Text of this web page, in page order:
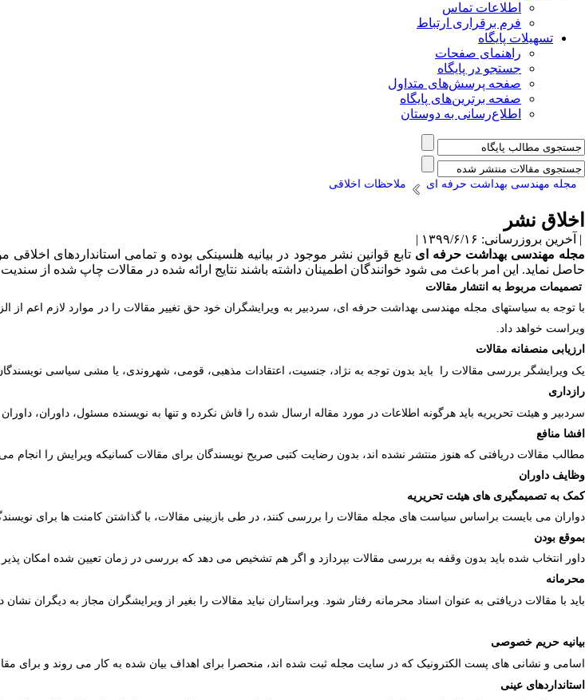
اطلاعات تماس
فرم برقراری ارتباط
تسهیلات پایگاه
راهنمای صفحات
جستجو در پایگاه
صفحه پرسش‌های متداول
صفحه برترین‌های پایگاه
اطلاع‌رسانی به دوستان
مجله مهندسی بهداشت حرفه ای ملاحظات اخلاقی
اخلاق نشر
| آخرین بروزرسانی: ۱۳۹۹/۶/۱۶ |
مجله مهندسی بهداشت حرفه ای تابع قوانین نشر موجود در بیانیه هلسینکی بوده و تمامی استانداردهای
حاصل نماید. این امر باعث می شود خوانندگان اطمینان داشته باشند نتایج ارائه شده در مقالات چاپ شده از
تصمیمات مربوط به انتشار مقالات
با توجه به سیاست­های مجله مهندسی بهداشت حرفه ای، سردبیر به ویرایشگران خود حق تغییر مقالات را در موارد لازم اعم
ویراست خواهد داد.
ارزیابی منصفانه مقالات
یک ویرایشگر بررسی مقالات را
باید بدون توجه به نژاد، جنسیت، اعتقادات مذهبی، قومی، شهروندی، یا مشی سیاسی
رازداری
سردبیر و هیئت تحریریه باید هرگونه اطلاعات در مورد مقاله ارسال شده را فاش نکرده و تنها به نویسنده مسئول، داوران،
افشا منافع
مطالب مقالات دریافتی که هنوز منتشر نشده­ اند، بدون رضایت کتبی صریح نویسندگان برای مقالات کسانیکه ویرایش را انجام می
وظایف داوران
کمک به تصمیم­گیری­ های هیئت تحریریه
دواران می بایست براساس سیاست­ های مجله مقالات را بررسی کنند، در طی بازبینی مقالات، با گذاشتن کامنت ها برای
بموقع بودن
داور انتخاب شده باید بدون وقفه به بررسی مقالات بپردازد و اگر هم تشخیص می­ دهد که بررسی در زمان تعیین شده امکان پذیر
محرمانه
باید با مقالات دریافتی به عنوان اسناد محرمانه رفتار شود. ویراستاران نباید مقالات را بغیر از ویرایشگران مجاز به دیگران نشان
بیانیه حریم خصوصی
اسامی و نشانی های پست الکترونیک که در سایت مجله ثبت شده اند، منحصرا برای اهداف بیان شده به کار می روند و برای
استانداردهای عینی